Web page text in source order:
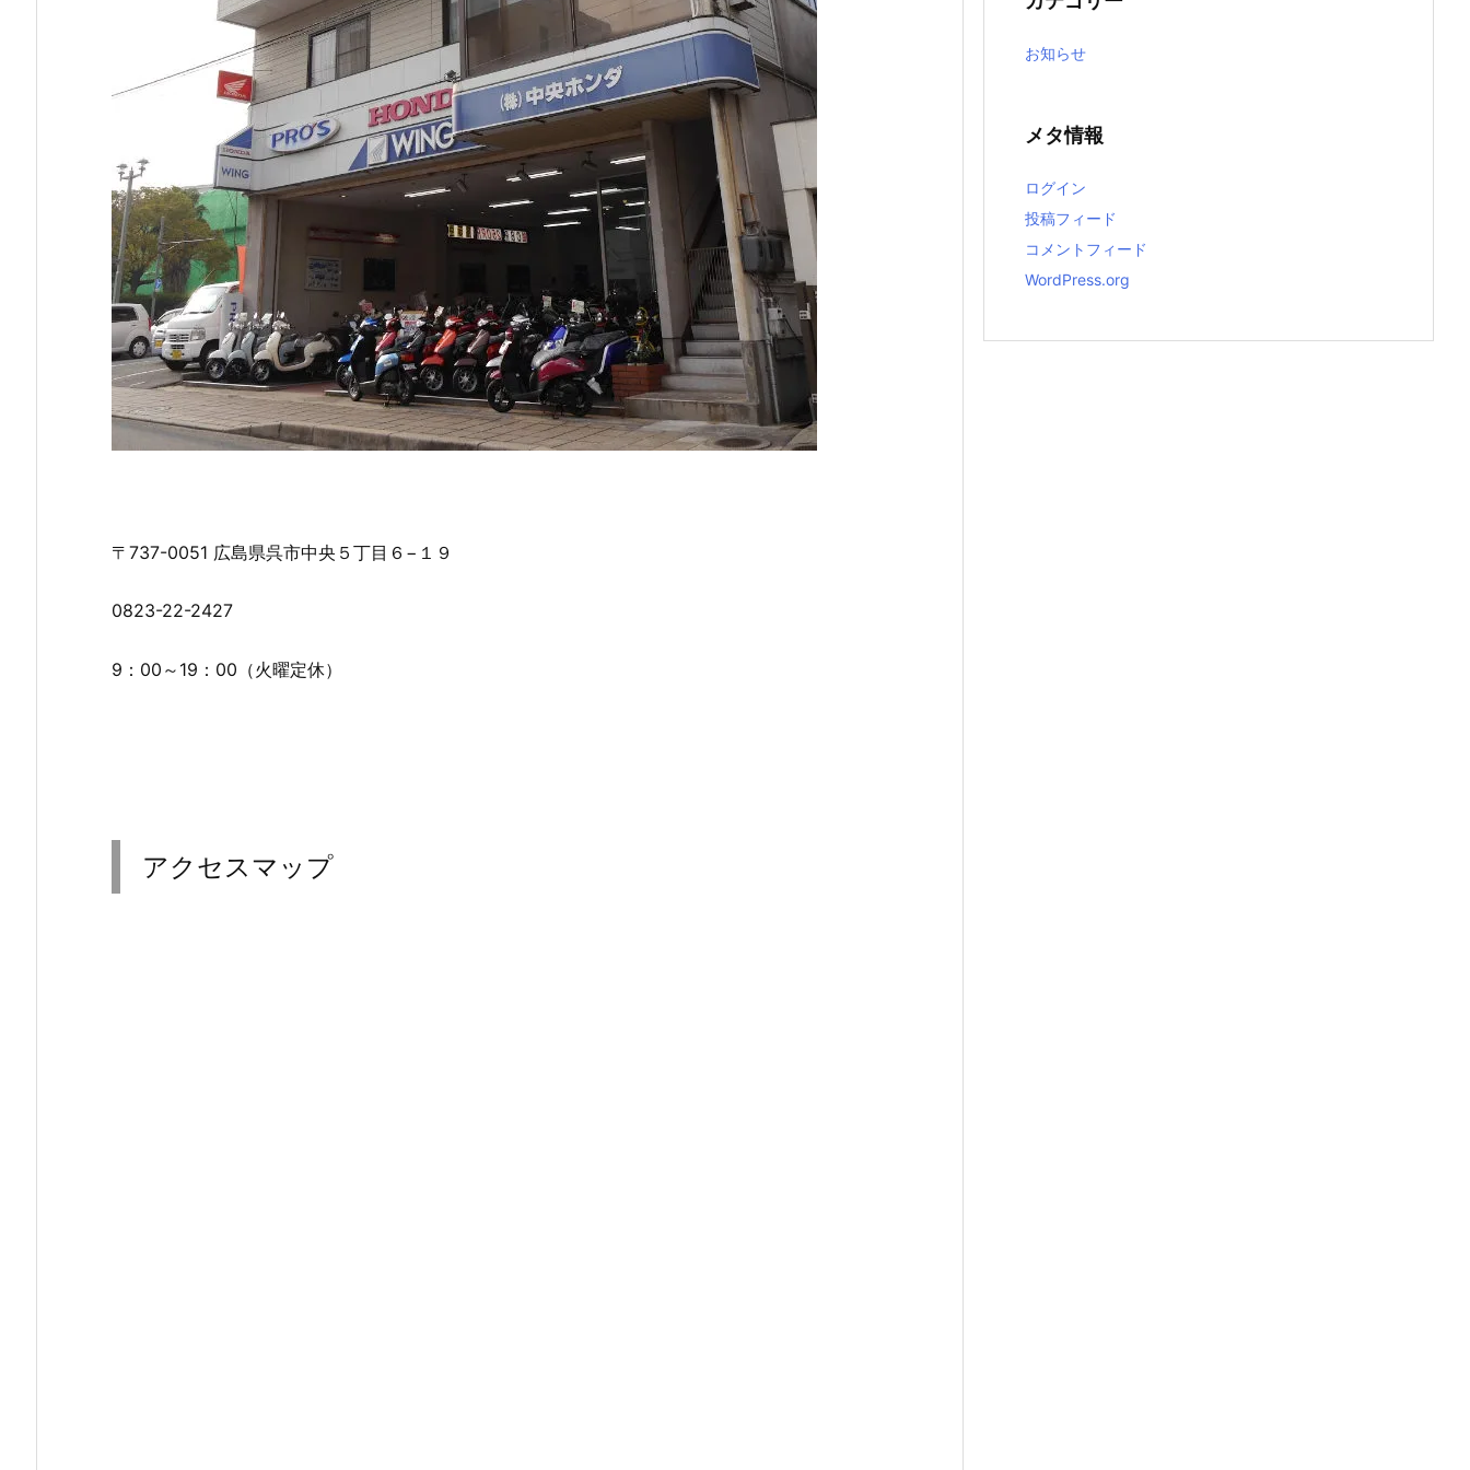
〒737-0051 広島県呉市中央５丁目６−１９
0823-22-2427
9：00～19：00（火曜定休）
アクセスマップ
お知らせ
メタ情報
ログイン
投稿フィード
コメントフィード
WordPress.org